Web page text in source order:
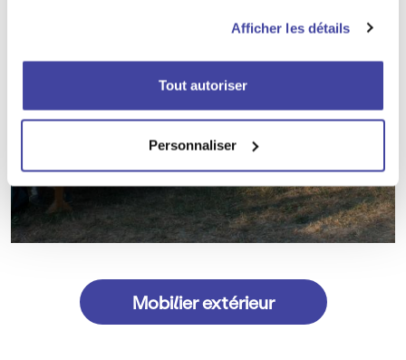
collectées lors de votre utilisation de leurs services. Voir
la «déclaration relative à la protection des données».
Afficher les détails
Tout autoriser
Personnaliser
Mobilier extérieur